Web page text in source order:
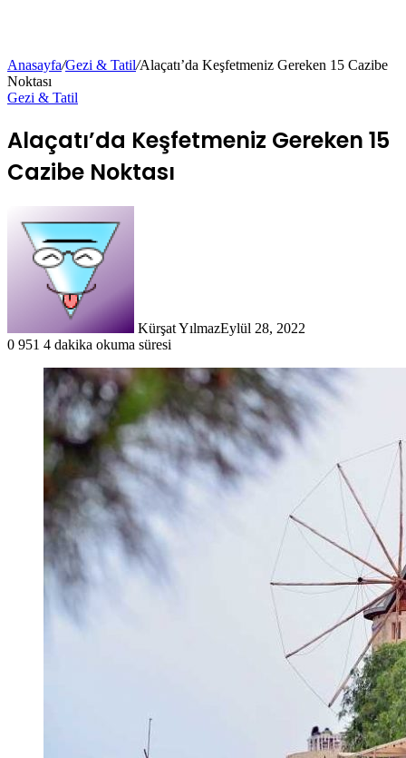
Anasayfa/Gezi & Tatil/Alaçatı’da Keşfetmeniz Gereken 15 Cazibe
Noktası
Gezi & Tatil
Alaçatı’da Keşfetmeniz Gereken 15
Cazibe Noktası
Kürşat YılmazEylül 28, 2022
0 951 4 dakika okuma süresi